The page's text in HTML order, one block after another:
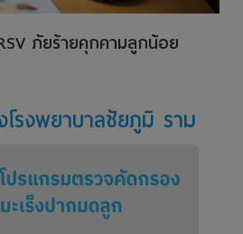
ภัยร้ายคุกคามลูกน้อย
รงพยาบาลชัยภูมิ ราม